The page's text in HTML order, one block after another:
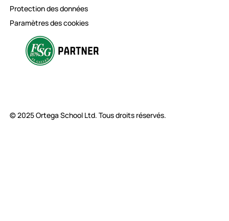
Protection des données
Paramètres des cookies
© 2025 Ortega School Ltd. Tous droits réservés.